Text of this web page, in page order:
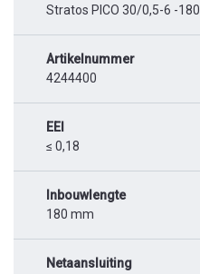
Stratos PICO 30/0,5-6 -180
Artikelnummer
4244400
EEI
≤ 0,18
Inbouwlengte
180 mm
Netaansluiting